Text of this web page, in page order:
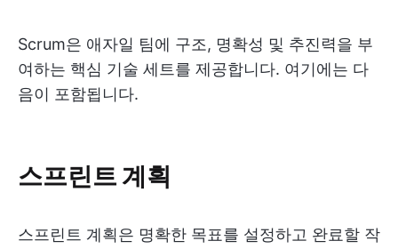
Scrum은 애자일 팀에 구조, 명확성 및 추진력을 부
여하는 핵심 기술 세트를 제공합니다. 여기에는 다
음이 포함됩니다.
스프린트 계획
스프린트 계획은 명확한 목표를 설정하고 완료할 작